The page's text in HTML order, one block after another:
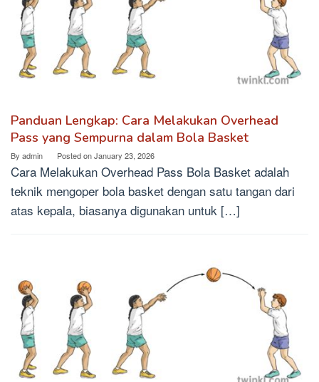
Panduan Lengkap: Cara Melakukan Overhead
Pass yang Sempurna dalam Bola Basket
By admin Posted onJanuary 23, 2026
Cara Melakukan Overhead Pass Bola Basket adalah
teknik mengoper bola basket dengan satu tangan dari
atas kepala, biasanya digunakan untuk […]